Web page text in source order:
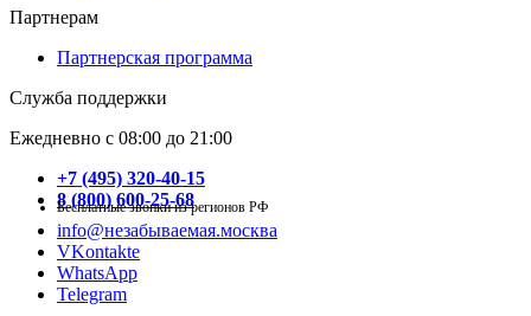
Партнерам
Партнерская программа
Служба поддержки
Ежедневно с 08:00 до 21:00
+7 (495) 320-40-15
8 (800) 600-25-68
Бесплатные звонки из регионов РФ
info@незабываемая.москва
VKontakte
WhatsApp
Telegram